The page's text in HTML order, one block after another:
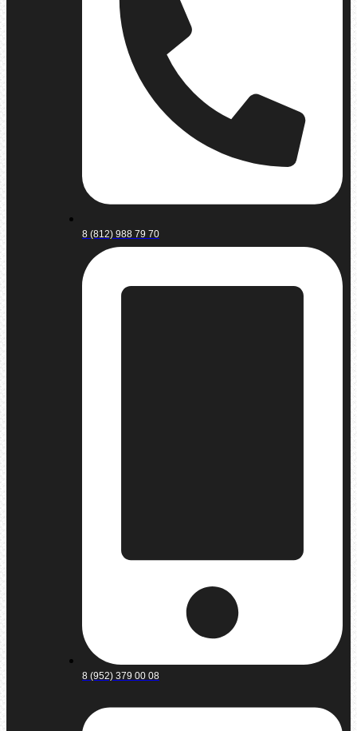
8 (812) 988 79 70
8 (952) 379 00 08